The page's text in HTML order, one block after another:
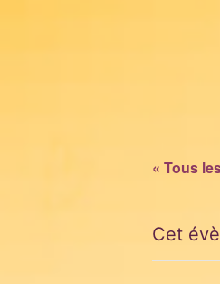
« Tous
Cet